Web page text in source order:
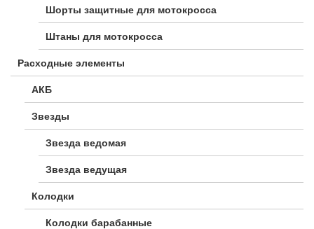
Шорты защитные для мотокросса
Штаны для мотокросса
Расходные элементы
АКБ
Звезды
Звезда ведомая
Звезда ведущая
Колодки
Колодки барабанные